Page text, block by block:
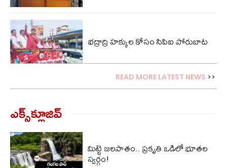
భద్రాద్రి హక్కుల కోసం సిపిఐ పోరుబాట
READ MORE LATEST NEWS >>
ఎక్స్‌క్లూజివ్‌
మిట్టె జలపాతం.. ప్రకృతి ఒడిలో భూతల
స్వర్గం!